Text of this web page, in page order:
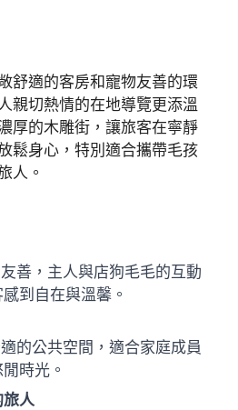
舒適的客房和寵物友善的環
親切熱情的在地導覽更添溫
厚的木雕街，讓旅客在寧靜
鬆身心，特別適合攜帶毛孩
人。
善，主人與店狗毛毛的互動
到自在與溫馨。
的公共空間，適合家庭成員
時光。
人